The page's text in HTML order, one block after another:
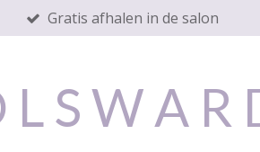
Gratis afhalen in de salon
L S W A R